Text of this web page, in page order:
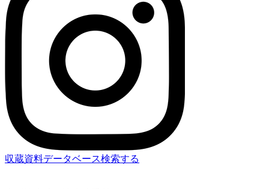
収蔵資料データベース検索する